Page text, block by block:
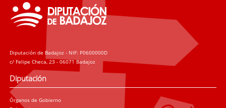
Diputación de Badajoz - NIF: P0600000D
c/ Felipe Checa, 23 - 06071 Badajoz
Diputación
Órganos de Gobierno